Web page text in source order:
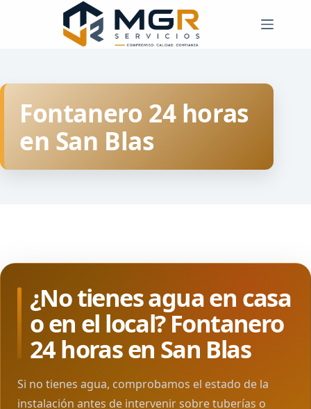
Fontanero 24 horas
en San Blas
¿No tienes agua en casa
o en el local? Fontanero
24 horas en San Blas
Si no tienes agua, comprobamos el estado de la
instalación antes de intervenir sobre tuberías o